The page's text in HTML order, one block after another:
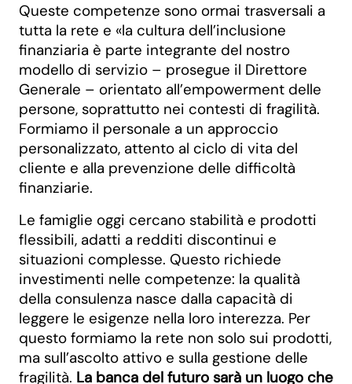
Queste competenze sono ormai trasversali a
tutta la rete e «la cultura dell’inclusione
finanziaria è parte integrante del nostro
modello di servizio – prosegue il Direttore
Generale – orientato all’empowerment delle
persone, soprattutto nei contesti di fragilità.
Formiamo il personale a un approccio
personalizzato, attento al ciclo di vita del
cliente e alla prevenzione delle difficoltà
finanziarie.
Le famiglie oggi cercano stabilità e prodotti
flessibili, adatti a redditi discontinui e
situazioni complesse. Questo richiede
investimenti nelle competenze: la qualità
della consulenza nasce dalla capacità di
leggere le esigenze nella loro interezza. Per
questo formiamo la rete non solo sui prodotti,
ma sull’ascolto attivo e sulla gestione delle
fragilità. La banca del futuro sarà un luogo che